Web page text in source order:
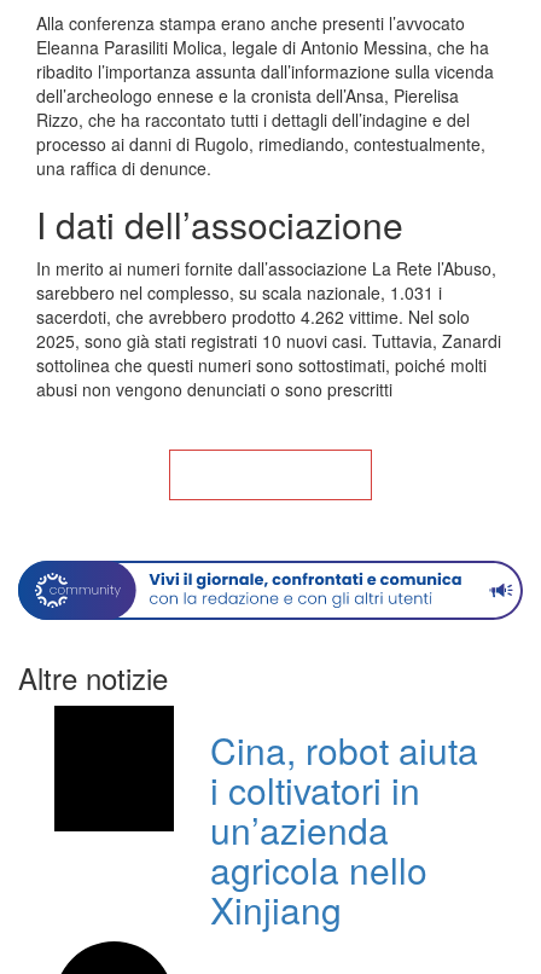
Alla conferenza stampa erano anche presenti l’avvocato
Eleanna Parasiliti Molica, legale di Antonio Messina, che ha
ribadito l’importanza assunta dall’informazione sulla vicenda
dell’archeologo ennese e la cronista dell’Ansa, Pierelisa
Rizzo, che ha raccontato tutti i dettagli dell’indagine e del
processo ai danni di Rugolo, rimediando, contestualmente,
una raffica di denunce.
I dati dell’associazione
In merito ai numeri fornite dall’associazione La Rete l’Abuso,
sarebbero nel complesso, su scala nazionale, 1.031 i
sacerdoti, che avrebbero prodotto 4.262 vittime. Nel solo
2025, sono già stati registrati 10 nuovi casi. Tuttavia, Zanardi
sottolinea che questi numeri sono sottostimati, poiché molti
abusi non vengono denunciati o sono prescritti
Altre notizie
Cina, robot aiuta
i coltivatori in
un’azienda
agricola nello
Xinjiang